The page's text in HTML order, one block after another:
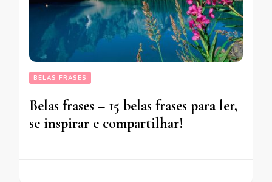
BELAS FRASES
Belas frases – 15 belas frases para ler,
se inspirar e compartilhar!